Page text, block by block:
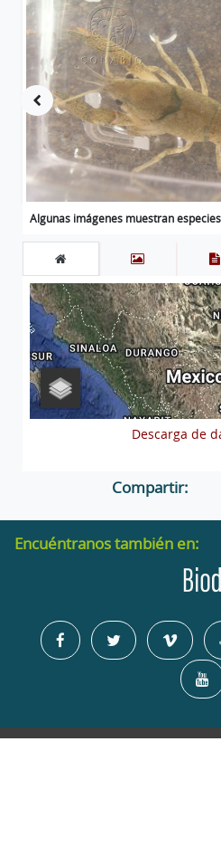
Algunas imágenes muestran
Descarga de
Compartir:
Encuéntranos también en: